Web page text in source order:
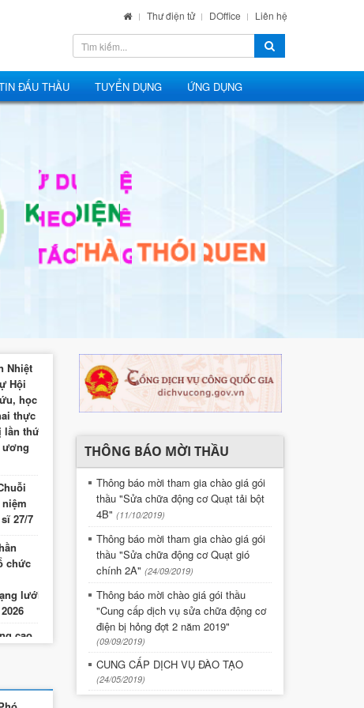
Thư điện tử DOffice Liên hệ
ĐẤU THẦU TUYỂN DỤNG ỨNG DỤNG
Quảng Ninh tổ chức
động mạng lưới
Đẩy mạnh đào tạo AI, nâng cao
CBCNV Công ty
Nhiệt
Hội
học
thực
lần thứ
ương
27/7
chức
lưới
cao
Nhiệt
THÔNG BÁO MỜI THẦU
Thông báo mời tham gia chào giá gói
thầu "Sửa chữa động cơ Quạt tải bột
4B" (11/10/2019)
Thông báo mời tham gia chào giá gói
thầu "Sửa chữa động cơ Quạt gió
chính 2A" (24/09/2019)
Thông báo mời chào giá gói thầu
"Cung cấp dịch vụ sửa chữa động cơ
điện bị hỏng đợt 2 năm 2019"
(09/09/2019)
CUNG CẤP DỊCH VỤ ĐÀO TẠO
(24/05/2019)